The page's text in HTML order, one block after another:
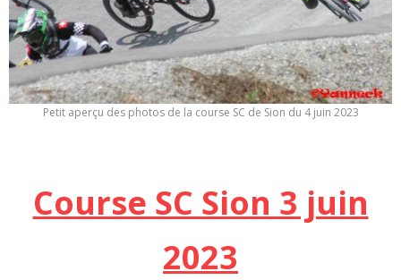
Petit aperçu des photos de la course SC de Sion du 4 juin 2023
Course SC Sion 3 juin
2023